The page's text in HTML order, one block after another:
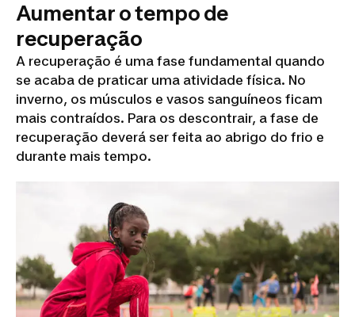
Aumentar o tempo de
recuperação
A recuperação é uma fase fundamental quando
se acaba de praticar uma atividade física. No
inverno, os músculos e vasos sanguíneos ficam
mais contraídos. Para os descontrair, a fase de
recuperação deverá ser feita ao abrigo do frio e
durante mais tempo.